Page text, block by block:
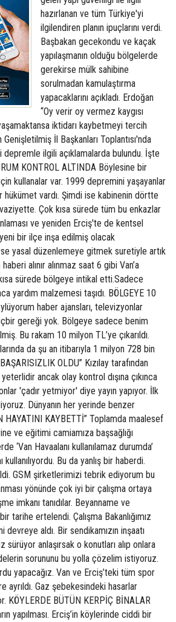
hazırlanan ve tüm Türkiye'yi
ilgilendiren planın ipuçlarını verdi.
Başbakan gecekondu ve kaçak
yapılaşmanın olduğu bölgelerde
gerekirse mülk sahibine
sorulmadan kamulaştırma
yapacaklarını açıkladı. Erdoğan
“Oy verir oy vermez kaygısı
iktidarı kaybetmeyi tercih
İl Başkanları Toplantısı'nda
ilgili açıklamalarda bulundu. İşte
KONTROL ALTINDA Böylesine bir
kullanalar var. 1999 depremini yaşayanlar
vardı. Şimdi ise kabinenin dörtte
Çok kısa sürede tüm bu enkazlar
ve yeniden Erciş'te de kentsel
bir ilçe inşa edilmiş olacak
yasal düzenlemeye gitmek suretiyle artık
alınır alınmaz saat 6 gibi Van’a
sürede bölgeye intikal etti.Sadece
yardım malzemesi taşıdı. BÖLGEYE 10
haber ajansları, televizyonlar
gereği yok. Bölgeye sadece benim
Bu rakam 10 milyon TL’ye çıkarıldı.
da şu an itibarıyla 1 milyon 728 bin
OLDU” Kızılay tarafından
ancak olay kontrol dışına çıkınca
'çadır yetmiyor' diye yayın yapıyor. İlk
Dünyanın her yerinde benzer
HAYATINI KAYBETTİ” Toplamda maalesef
ve eğitimi camiamıza başsağlığı
‘Van Havaalanı kullanılamaz durumda’
Bu da yanlış bir haberdi.
GSM şirketlerimizi tebrik ediyorum bu
yönünde çok iyi bir çalışma ortaya
imkanı tanıdılar. Beyanname ve
ertelendi. Çalışma Bakanlığımız
aldı. Bir sendikamızın inşaatı
anlaşırsak o konutları alıp onlara
sorununu bu yolla çözelim istiyoruz.
yapacağız. Van ve Erciş’teki tüm spor
ayrıldı. Gaz şebekesindeki hasarlar
KÖYLERDE BÜTÜN KERPİÇ BİNALAR
yapılması. Erciş’in köylerinde ciddi bir